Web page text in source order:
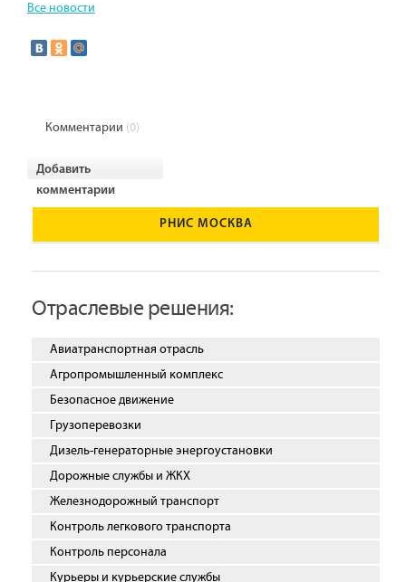
Все новости
Комментарии (0)
Добавить
комментарии
РНИС МОСКВА
Отраслевые решения:
Авиатранспортная отрасль
Агропромышленный комплекс
Безопасное движение
Грузоперевозки
Дизель-генераторные энергоустановки
Дорожные службы и ЖКХ
Железнодорожный транспорт
Контроль легкового транспорта
Контроль персонала
Курьеры и курьерские службы